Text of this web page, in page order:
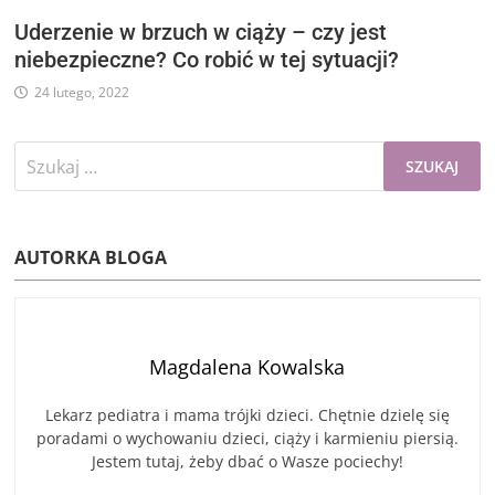
Uderzenie w brzuch w ciąży – czy jest
niebezpieczne? Co robić w tej sytuacji?
24 lutego, 2022
Szukaj:
AUTORKA BLOGA
Magdalena Kowalska
Lekarz pediatra i mama trójki dzieci. Chętnie dzielę się
poradami o wychowaniu dzieci, ciąży i karmieniu piersią.
Jestem tutaj, żeby dbać o Wasze pociechy!